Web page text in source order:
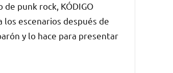
de punk rock, KÓDIGO
los escenarios después de
y lo hace para presentar